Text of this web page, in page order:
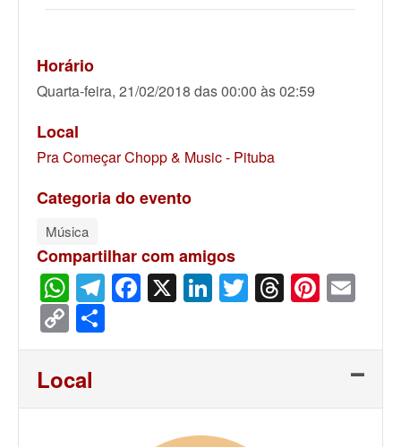
Horário
Quarta-feira, 21/02/2018 das 00:00 às 02:59
Local
Pra Começar Chopp & Music - Pituba
Categoria do evento
Música
Compartilhar com amigos
WhatsApp
Telegram
Facebook
X LinkedIn
Twitter
Threads
Copy
Link
Local